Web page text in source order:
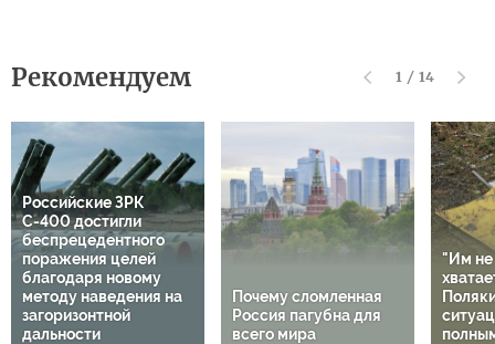
Рекомендуем 1 / 14
Российские ЗРК
С-400 достигли
беспрецедентного
поражения целей
благодаря новому
методу наведения на
загоризонтной
дальности
Почему сломленная
Россия пагубна для
всего мира
"Им не